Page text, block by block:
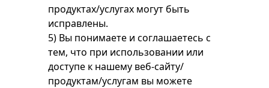
продуктах/услугах могут быть
исправлены.
5) Вы понимаете и соглашаетесь с
тем, что при использовании или
доступе к нашему веб-сайту/
продуктам/услугам вы можете